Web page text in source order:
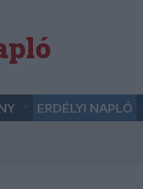
ERDÉLYI NAPLÓ